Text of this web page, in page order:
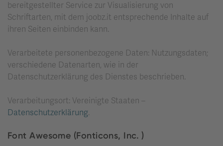
bereitgestellter Service zur Visualisierung von
Schriftarten, mit dem joobz.it entsprechende Inhalte auf
ihren Seiten einbinden kann.
Verarbeitete personenbezogene Daten: Nutzungsdaten;
verschiedene Datenarten, wie in der
Datenschutzerklärung des Dienstes beschrieben.
Verarbeitungsort: Vereinigte Staaten –
Datenschutzerklärung.
Font Awesome (Fonticons, Inc. )